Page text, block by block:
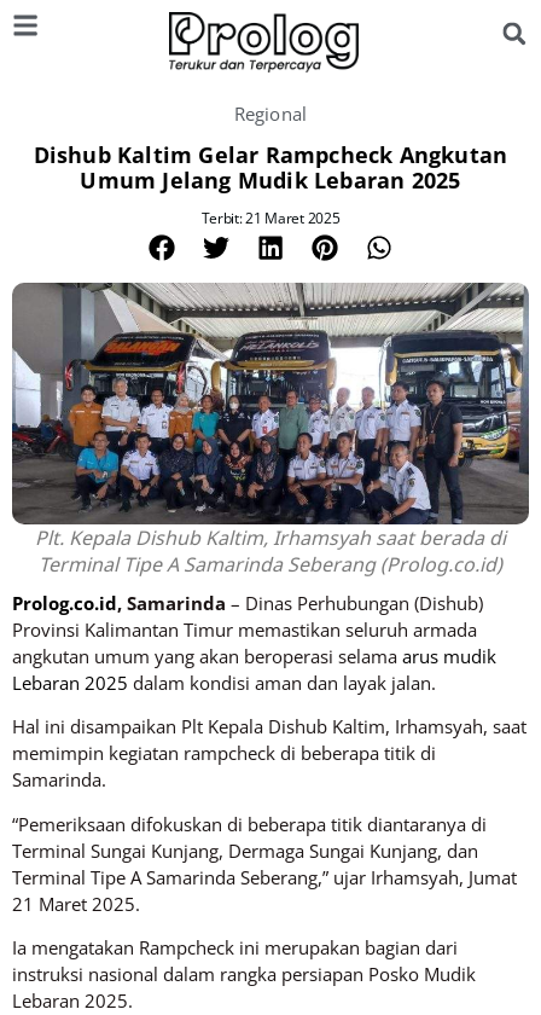
Regional
Dishub Kaltim Gelar Rampcheck Angkutan
Umum Jelang Mudik Lebaran 2025
Terbit: 21 Maret 2025
Plt. Kepala Dishub Kaltim, Irhamsyah saat berada di
Terminal Tipe A Samarinda Seberang (Prolog.co.id)
Prolog.co.id, Samarinda – Dinas Perhubungan (Dishub)
Provinsi Kalimantan Timur memastikan seluruh armada
angkutan umum yang akan beroperasi selama arus mudik
Lebaran 2025 dalam kondisi aman dan layak jalan.
Hal ini disampaikan Plt Kepala Dishub Kaltim, Irhamsyah, saat
memimpin kegiatan rampcheck di beberapa titik di
Samarinda.
“Pemeriksaan difokuskan di beberapa titik diantaranya di
Terminal Sungai Kunjang, Dermaga Sungai Kunjang, dan
Terminal Tipe A Samarinda Seberang,” ujar Irhamsyah, Jumat
21 Maret 2025.
Ia mengatakan Rampcheck ini merupakan bagian dari
instruksi nasional dalam rangka persiapan Posko Mudik
Lebaran 2025.